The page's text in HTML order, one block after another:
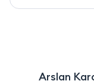
Arslan